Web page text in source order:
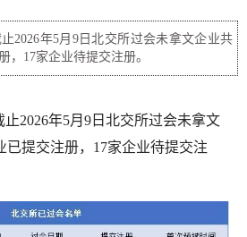
2026年5月9日北交所过会未拿文企业共
，17家企业待提交注册。
2026年5月9日北交所过会未拿文
已提交注册，17家企业待提交注